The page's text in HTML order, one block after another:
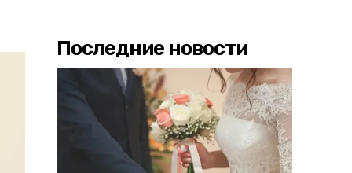
Последние новости